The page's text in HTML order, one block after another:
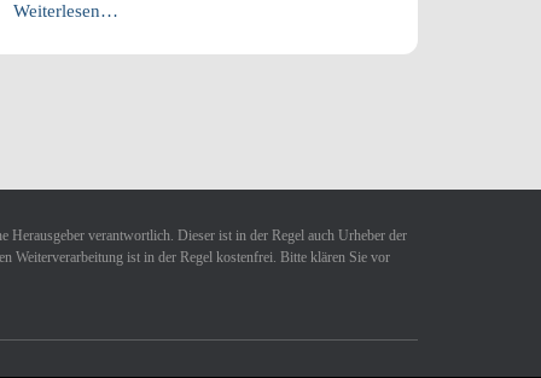
Weiterlesen…
Herausgeber verantwortlich. Dieser ist in der Regel auch Urheber der
Weiterverarbeitung ist in der Regel kostenfrei. Bitte klären Sie vor